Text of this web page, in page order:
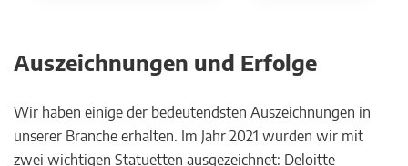
Auszeichnungen und Erfolge
Wir haben einige der bedeutendsten Auszeichnungen in
unserer Branche erhalten. Im Jahr 2021 wurden wir mit
zwei wichtigen Statuetten ausgezeichnet: Deloitte